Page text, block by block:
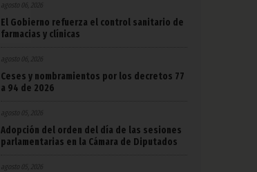
agosto 06, 2026
El Gobierno refuerza el control sanitario de
farmacias y clínicas
agosto 06, 2026
Ceses y nombramientos por los decretos 77
a 94 de 2026
agosto 05, 2026
Adopción del orden del día de las sesiones
parlamentarias en la Cámara de Diputados
agosto 05, 2026